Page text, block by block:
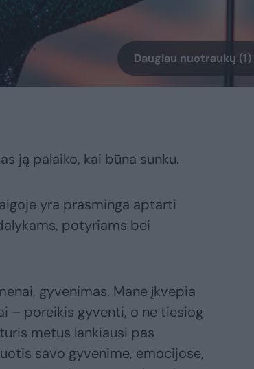
Daugiau nuotraukų (1)
ją palaiko, kai būna sunku.
yra prasminga aptarti
potyriams bei
gyvenimas. Mane įkvepia
– poreikis gyventi, o ne tiesiog
metus lankiausi pas
savo gyvenime, emocijose,